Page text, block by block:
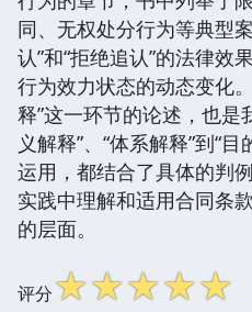
同、无权处分行为等典型
认”和“拒绝追认”的法律效
行为效力状态的动态变化
释”这一环节的论述，也是
义解释”、“体系解释”到“
运用，都结合了具体的判
实践中理解和适用合同条
的层面。
评分☆☆☆☆☆